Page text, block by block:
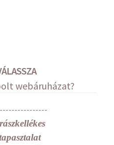
webáruházat?